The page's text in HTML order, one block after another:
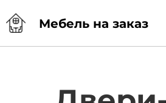
Мебель на заказ